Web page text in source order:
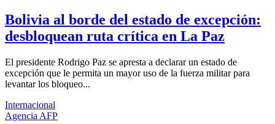
Bolivia al borde del estado de excepción:
desbloquean ruta crítica en La Paz
El presidente Rodrigo Paz se apresta a declarar un estado de
excepción que le permita un mayor uso de la fuerza militar para
levantar los bloqueo...
Internacional
Agencia AFP